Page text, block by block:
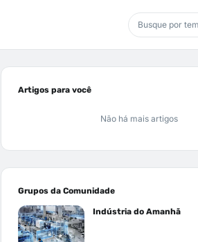
Artigos para você
Não há mais artigos
Grupos da Comunidade
Indústria do Amanhã